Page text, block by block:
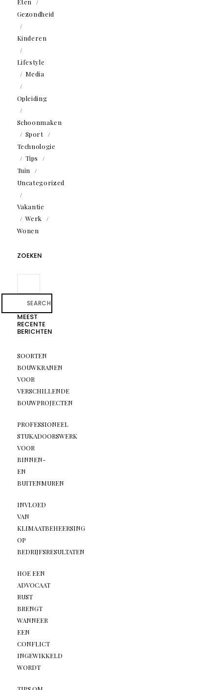
Eten
Gezondheid
Kinderen
Lifestyle
Media
Opleiding
Schoonmaken
Sport
Technologie
Tips
Tuin
Uncategorized
Vakantie
Werk
Wonen
ZOEKEN
SEARCH
MEEST
RECENTE
BERICHTEN
SOORTEN
BOUWKRANEN
VOOR
VERSCHILLENDE
BOUWPROJECTEN
PROFESSIONEEL
STUKADOORSWERK
VOOR
BINNEN-
EN
BUITENMUREN
INVLOED
VAN
KLIMAATBEHEERSING
OP
BEDRIJFSRESULTATEN
HOE EEN
ADVOCAAT
RUST
BRENGT
WANNEER
EEN
CONFLICT
INGEWIKKELD
WORDT